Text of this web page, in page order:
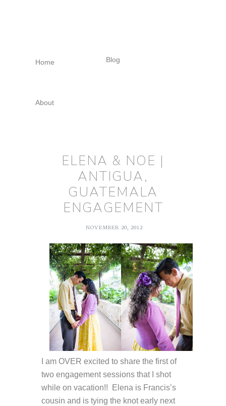
Blog
Home
About
ELENA & NOE |
ANTIGUA,
GUATEMALA
ENGAGEMENT
NOVEMBER 20, 2012
I am OVER excited to share the first of
two engagement sessions that I shot
while on vacation!! Elena is Francis’s
cousin and is tying the knot early next